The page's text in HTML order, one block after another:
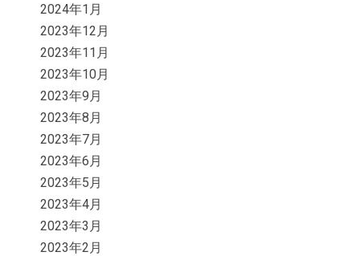
2024年1月
2023年12月
2023年11月
2023年10月
2023年9月
2023年8月
2023年7月
2023年6月
2023年5月
2023年4月
2023年3月
2023年2月